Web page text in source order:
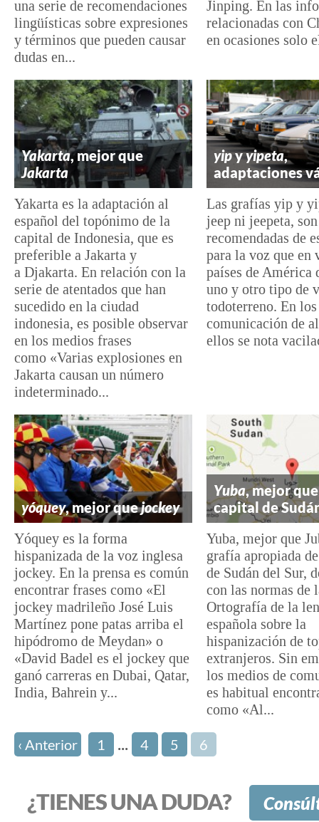
una serie de recomendaciones
lingüísticas sobre expresiones
y términos que pueden causar
dudas en...
Jinping. En las
relacionadas con
en ocasiones solo
Yakarta, mejor que
Jakarta
Yakarta es la adaptación al
español del topónimo de la
capital de Indonesia, que es
preferible a Jakarta y
a Djakarta. En relación con la
serie de atentados que han
sucedido en la ciudad
indonesia, es posible observar
en los medios frases
como «Varias explosiones en
Jakarta causan un número
indeterminado...
yipyyipeta,
adaptaciones
Las grafías yip y
jeep ni jeepeta,
recomendadas de
para la voz que en
países de América
uno y otro tipo de
todoterreno. En
comunicación de
ellos se nota
yóquey, mejor quejockey
Yóquey es la forma
hispanizada de la voz inglesa
jockey. En la prensa es común
encontrar frases como «El
jockey madrileño José Luis
Martínez pone patas arriba el
hipódromo de Meydan» o
«David Badel es el jockey que
ganó carreras en Dubai, Qatar,
India, Bahrein y...
Yuba, mejor que
capital de
Yuba, mejor que
grafía apropiada
de Sudán del Sur,
con las normas de
Ortografía de la
española sobre la
hispanización de
extranjeros. Sin
los medios de
es habitual
como «Al...
‹ Anterior 1 ... 4 5 6
¿TIENES UNA DUDA?